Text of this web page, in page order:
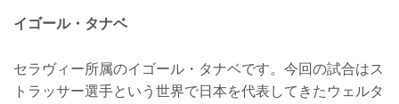
イゴール・タナベ
セラヴィー所属のイゴール・タナベです。今回の試合はス
トラッサー選手という世界で日本を代表してきたウェルタ